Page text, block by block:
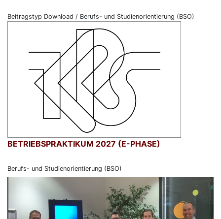
Beitragstyp Download / Berufs- und Studienorientierung (BSO)
BETRIEBSPRAKTIKUM 2027 (E-PHASE)
Berufs- und Studienorientierung (BSO)